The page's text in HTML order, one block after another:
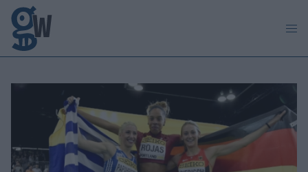
Παράκαμψη προς το κυρίως περιεχόμενο